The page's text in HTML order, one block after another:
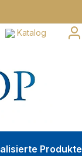
Katalog
Produkte